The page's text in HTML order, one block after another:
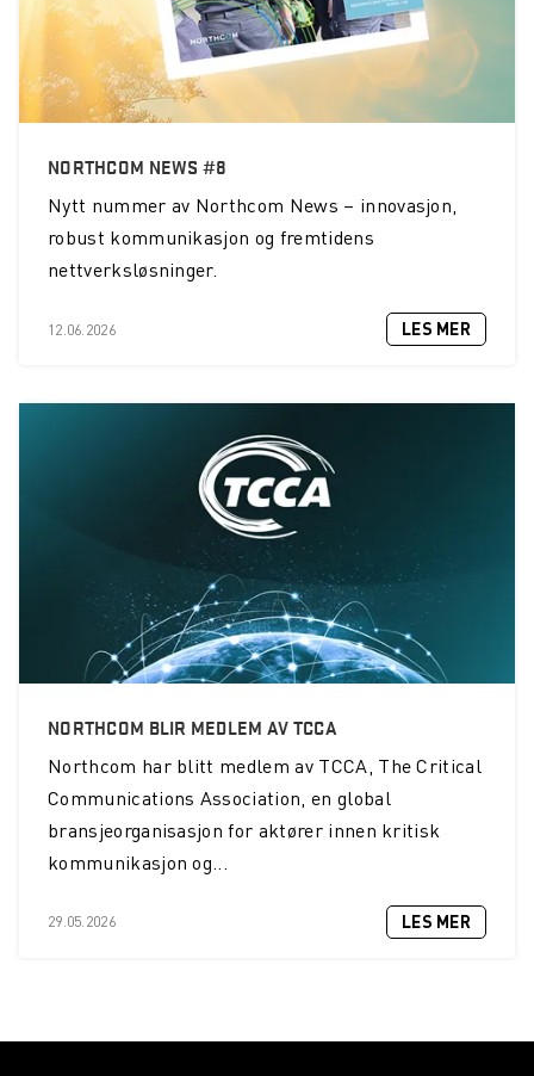
NORTHCOM NEWS #8
Nytt nummer av Northcom News – innovasjon,
robust kommunikasjon og fremtidens
nettverksløsninger.
12.06.2026 LES MER
NORTHCOM BLIR MEDLEM AV TCCA
Northcom har blitt medlem av TCCA, The Critical
Communications Association, en global
bransjeorganisasjon for aktører innen kritisk
kommunikasjon og...
29.05.2026 LES MER